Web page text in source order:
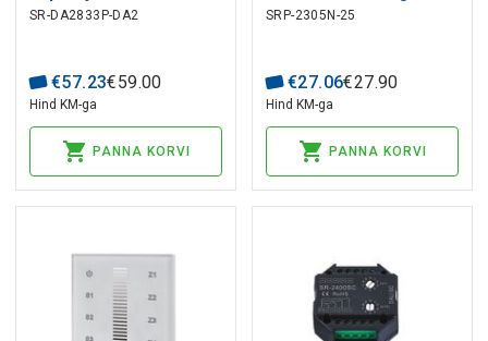
SR-DA2833P-DA2
€57.23€59.00
Hind KM-ga
PANNA KORVI
toiteallikas 6-58Vdc,
dimmerdatav PUSH-DIM,
DALI-2 NFC
seadistusega, PFC,
Sunricher.
SRP-2305N-25
€27.06€27.90
Hind KM-ga
PANNA KORVI